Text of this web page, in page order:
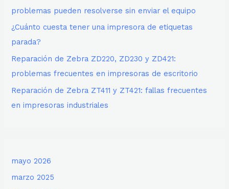
problemas pueden resolverse sin enviar el equipo
¿Cuánto cuesta tener una impresora de etiquetas
parada?
Reparación de Zebra ZD220, ZD230 y ZD421:
problemas frecuentes en impresoras de escritorio
Reparación de Zebra ZT411 y ZT421: fallas frecuentes
en impresoras industriales
mayo 2026
marzo 2025